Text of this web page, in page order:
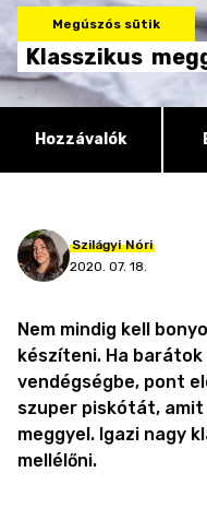
Megúszós sütik
Klasszikus
Hozzávalók
Szilágyi Nóri
2020. 07. 18.
Nem mindig kell
készíteni. Ha barátok
vendégségbe, pont
szuper piskótát,
meggyel. Igazi nagy
mellélőni.